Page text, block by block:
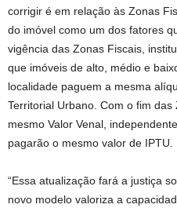
corrigir é em relação às Zonas
do imóvel como um dos fatores
vigência das Zonas Fiscais,
que imóveis de alto, médio e
localidade paguem a mesma
Territorial Urbano. Com o fim
mesmo Valor Venal,
pagarão o mesmo valor de IPTU.
“Essa atualização fará a justiça
novo modelo valoriza a